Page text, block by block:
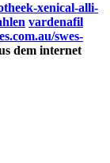
xenical-alli-
vardenafil
swes-
dem internet